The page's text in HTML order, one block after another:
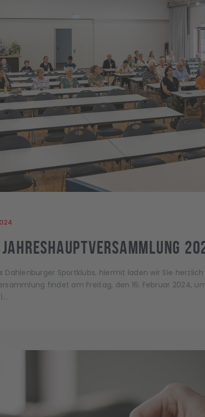
Dahlenburger Sportklubs, hiermit laden wir Sie
findet am Freitag, den 16. Februar 2024,